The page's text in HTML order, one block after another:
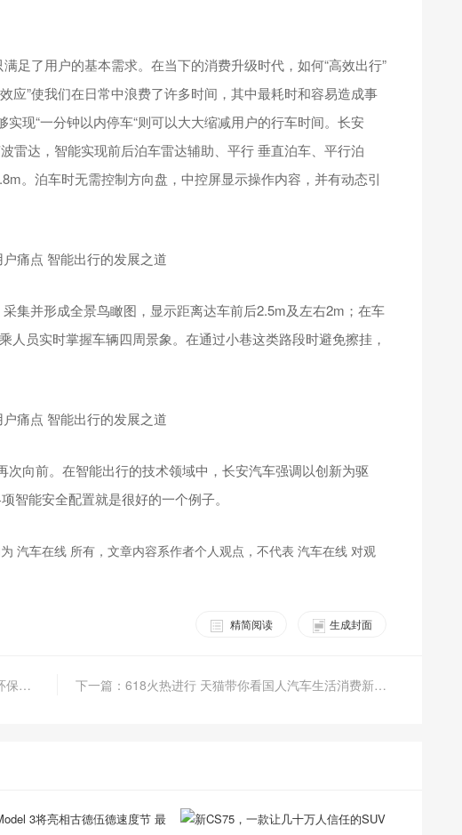
足了用户的基本需求。在当下的消费升级时代，如何“高效出行”
应”使我们在日常中浪费了许多时间，其中最耗时和容易造成事
现“一分钟以内停车“则可以大大缩减用户的行车时间。长安
雷达，智能实现前后泊车雷达辅助、平行 垂直泊车、平行泊
。泊车时无需控制方向盘，中控屏显示操作内容，并有动态引
集并形成全景鸟瞰图，显示距离达车前后2.5m及左右2m；在车
人员实时掌握车辆四周景象。在通过小巷这类路段时避免擦挂，
向前。在智能出行的技术领域中，长安汽车强调以创新为驱
智能安全配置就是很好的一个例子。
汽车在线 所有，文章内容系作者个人观点，不代表 汽车在线 对观
生成封面
精简阅读
上一篇：福特撼路者带你领略真正的美景 去读懂环保的意义 下一篇：618火热进行 天猫带你看国人汽车生活消费新趋势